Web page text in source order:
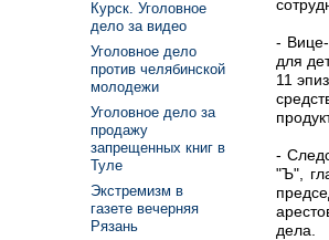
- Вице-
для
11
-
"Ъ",
дела.
Курск. Уголовное
дело за видео
Уголовное дело
против челябинской
молодежи
Уголовное дело за
продажу
запрещенных книг в
Туле
Экстремизм в
газете вечерняя
Рязань